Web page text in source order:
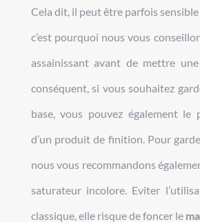
Cela dit, il peut être parfois sensible
c’est pourquoi nous vous
assainissant avant de mettre
conséquent, si vous souhaitez
base, vous pouvez également le
d’un produit de finition. Pour
nous vous recommandons
saturateur incolore. Eviter
classique, elle risque de foncer le